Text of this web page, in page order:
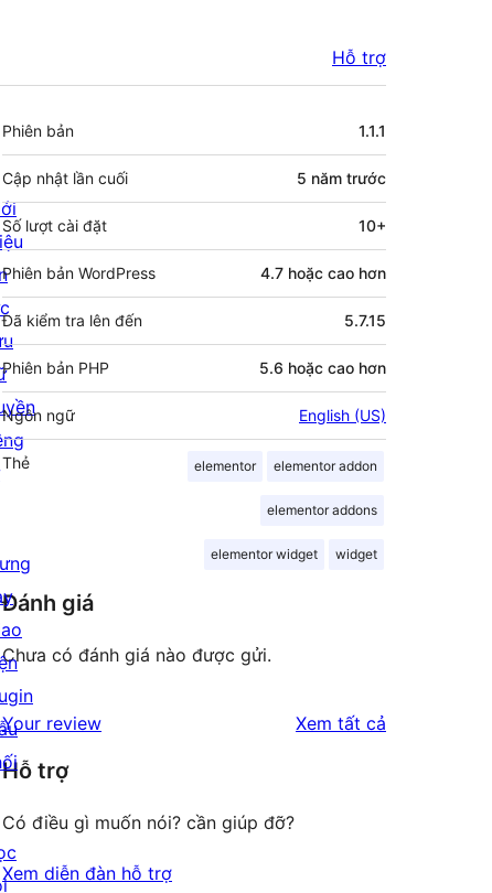
Hỗ trợ
Meta
Phiên bản 1.1.1
Cập nhật lần cuối 5 năm trước
Số lượt cài đặt 10+
Phiên bản WordPress 4.7 hoặc cao hơn
Đã kiểm tra lên đến 5.7.15
Phiên bản PHP 5.6 hoặc cao hơn
Ngôn ngữ English (US)
Thẻ elementor elementor addon
elementor addons
elementor widget widget
Đánh giá
Chưa có đánh giá nào được gửi.
Your review Xem tất cả
Hỗ trợ
Có điều gì muốn nói? cần giúp đỡ?
Xem diễn đàn hỗ trợ